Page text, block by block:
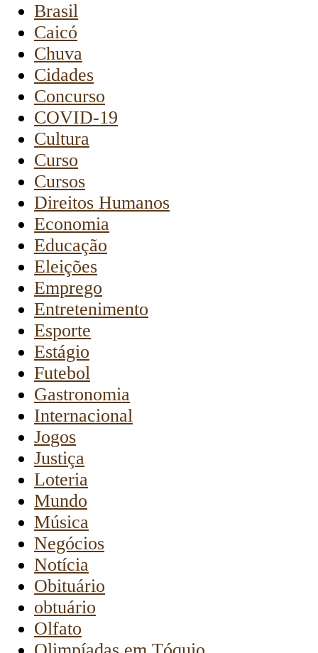
Brasil
Caicó
Chuva
Cidades
Concurso
COVID-19
Cultura
Curso
Cursos
Direitos Humanos
Economia
Educação
Eleições
Emprego
Entretenimento
Esporte
Estágio
Futebol
Gastronomia
Internacional
Jogos
Justiça
Loteria
Mundo
Música
Negócios
Notícia
Obituário
obtuário
Olfato